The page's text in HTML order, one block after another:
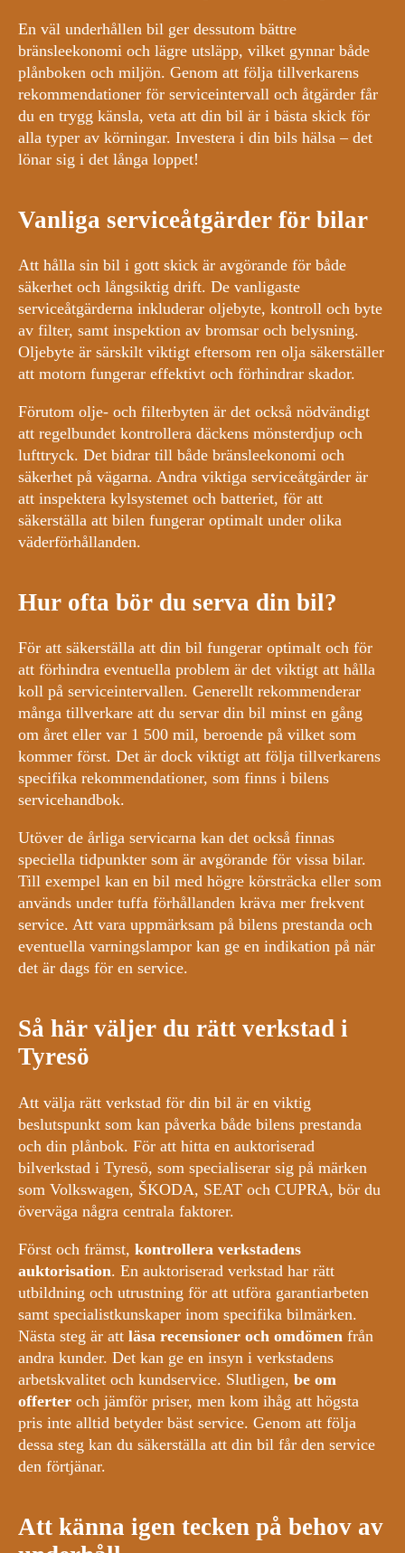
En väl underhållen bil ger dessutom bättre
bränsleekonomi och lägre utsläpp, vilket gynnar både
plånboken och miljön. Genom att följa tillverkarens
rekommendationer för serviceintervall och åtgärder får
du en trygg känsla, veta att din bil är i bästa skick för
alla typer av körningar. Investera i din bils hälsa – det
lönar sig i det långa loppet!
Vanliga serviceåtgärder för bilar
Att hålla sin bil i gott skick är avgörande för både
säkerhet och långsiktig drift. De vanligaste
serviceåtgärderna inkluderar oljebyte, kontroll och byte
av filter, samt inspektion av bromsar och belysning.
Oljebyte är särskilt viktigt eftersom ren olja säkerställer
att motorn fungerar effektivt och förhindrar skador.
Förutom olje- och filterbyten är det också nödvändigt
att regelbundet kontrollera däckens mönsterdjup och
lufttryck. Det bidrar till både bränsleekonomi och
säkerhet på vägarna. Andra viktiga serviceåtgärder är
att inspektera kylsystemet och batteriet, för att
säkerställa att bilen fungerar optimalt under olika
väderförhållanden.
Hur ofta bör du serva din bil?
För att säkerställa att din bil fungerar optimalt och för
att förhindra eventuella problem är det viktigt att hålla
koll på serviceintervallen. Generellt rekommenderar
många tillverkare att du servar din bil minst en gång
om året eller var 1 500 mil, beroende på vilket som
kommer först. Det är dock viktigt att följa tillverkarens
specifika rekommendationer, som finns i bilens
servicehandbok.
Utöver de årliga servicarna kan det också finnas
speciella tidpunkter som är avgörande för vissa bilar.
Till exempel kan en bil med högre körsträcka eller som
används under tuffa förhållanden kräva mer frekvent
service. Att vara uppmärksam på bilens prestanda och
eventuella varningslampor kan ge en indikation på när
det är dags för en service.
Så här väljer du rätt verkstad i
Tyresö
Att välja rätt verkstad för din bil är en viktig
beslutspunkt som kan påverka både bilens prestanda
och din plånbok. För att hitta en auktoriserad
bilverkstad i Tyresö, som specialiserar sig på märken
som Volkswagen, ŠKODA, SEAT och CUPRA, bör du
överväga några centrala faktorer.
Först och främst, kontrollera verkstadens
auktorisation. En auktoriserad verkstad har rätt
utbildning och utrustning för att utföra garantiarbeten
samt specialistkunskaper inom specifika bilmärken.
Nästa steg är att läsa recensioner och omdömen från
andra kunder. Det kan ge en insyn i verkstadens
arbetskvalitet och kundservice. Slutligen, be om
offerter och jämför priser, men kom ihåg att högsta
pris inte alltid betyder bäst service. Genom att följa
dessa steg kan du säkerställa att din bil får den service
den förtjänar.
Att känna igen tecken på behov av